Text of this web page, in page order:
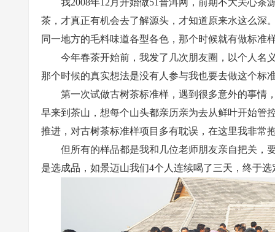
我2008年12月开始做51普洱网，前期不大关心
茶，才真正有机会去了解源头，才知道原来水这么深
同一地方的毛料味道各型各色，那个时候就有做标准
今年春茶开始前，我发了几次朋友圈，以个人名
那个时候的真实想法是没有人参与我也要去做这个标
第一次试做古树茶标准样，遇到很多意外的事情
早来到茶山，想每个山头都亲历亲为去从鲜叶开始管
推进，对古树茶标准样项目多有耽误，在这里我非常
但所有的样品都是我和几位老师朋友亲自把关，
是选成品，如景迈山我们4个人连续喝了三天，终于